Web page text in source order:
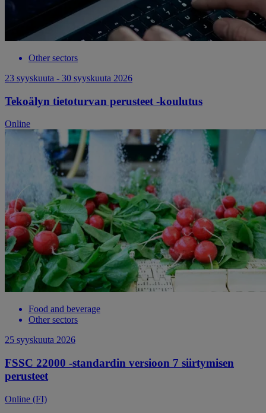
Other sectors
23 syyskuuta - 30 syyskuuta 2026
Tekoälyn tietoturvan perusteet -koulutus
Online
Food and beverage
Other sectors
25 syyskuuta 2026
FSSC 22000 -standardin versioon 7 siirtymisen
perusteet
Online (FI)